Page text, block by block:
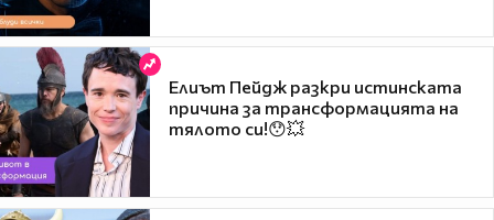
Елиът Пейдж разкри истинската
причина за трансформацията на
тялото си!😯💥